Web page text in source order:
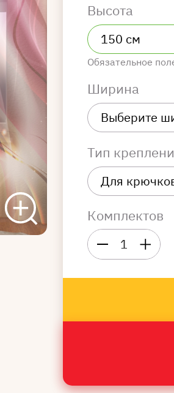
Высота
Обязательное
Ширина
Тип
Комплектов
1